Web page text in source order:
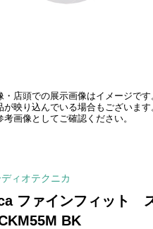
・店頭での展示画像はイメージです
が映り込んでいる場合もございます
考画像としてご確認ください。
ィオテクニカ
ファインフィット
BK